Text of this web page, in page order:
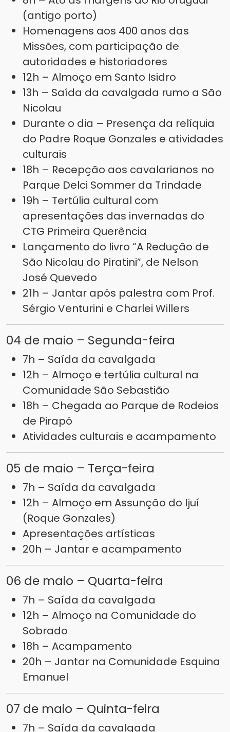
(antigo porto)
Homenagens aos 400 anos das
Missões, com participação de
autoridades e historiadores
12h – Almoço em Santo Isidro
13h – Saída da cavalgada rumo a São
Nicolau
Durante o dia – Presença da relíquia
do Padre Roque Gonzales e atividades
culturais
18h – Recepção aos cavalarianos no
Parque Delci Sommer da Trindade
19h – Tertúlia cultural com
apresentações das invernadas do
CTG Primeira Querência
Lançamento do livro “A Redução de
São Nicolau do Piratini”, de Nelson
José Quevedo
21h – Jantar após palestra com Prof.
Sérgio Venturini e Charlei Willers
04 de maio – Segunda-feira
7h – Saída da cavalgada
12h – Almoço e tertúlia cultural na
Comunidade São Sebastião
18h – Chegada ao Parque de Rodeios
de Pirapó
Atividades culturais e acampamento
05 de maio – Terça-feira
7h – Saída da cavalgada
12h – Almoço em Assunção do Ijuí
(Roque Gonzales)
Apresentações artísticas
20h – Jantar e acampamento
06 de maio – Quarta-feira
7h – Saída da cavalgada
12h – Almoço na Comunidade do
Sobrado
18h – Acampamento
20h – Jantar na Comunidade Esquina
Emanuel
07 de maio – Quinta-feira
7h – Saída da cavalgada